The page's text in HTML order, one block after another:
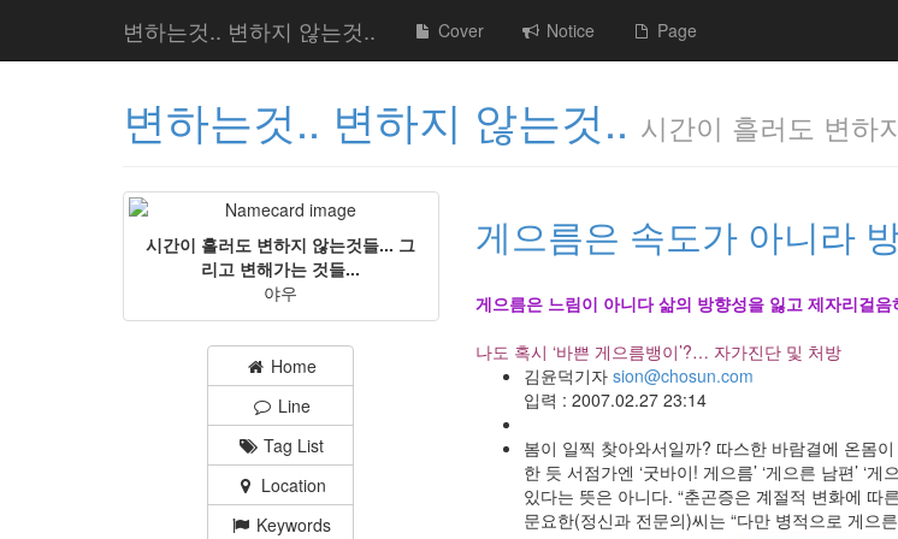
변하는것.. 변하지 않는것.. Cover Notice Page
변하는것.. 변하지 않는것.. 시간이 흘러도 변하
게으름은 속도가 아니라
게으름은 느림이 아니다 삶의 방향성을 잃고 제자리걸음
나도 혹시 ‘바쁜 게으름뱅이’?… 자가진단 및 처방
김윤덕기자 sion@chosun.com
입력 : 2007.02.27 23:14
봄이 일찍 찾아와서일까? 따스한 바람결에 온몸
한 듯 서점가엔 ‘굿바이! 게으름’ ‘게으른 남편’ ‘
있다는 뜻은 아니다. “춘곤증은 계절적 변화에 따
문요한(정신과 전문의)씨는 “다만 병적으로 게으
시간이 흘러도 변하지 않는것들... 그
리고 변해가는 것들...
야우
Home
Line
Tag List
Location
Keywords